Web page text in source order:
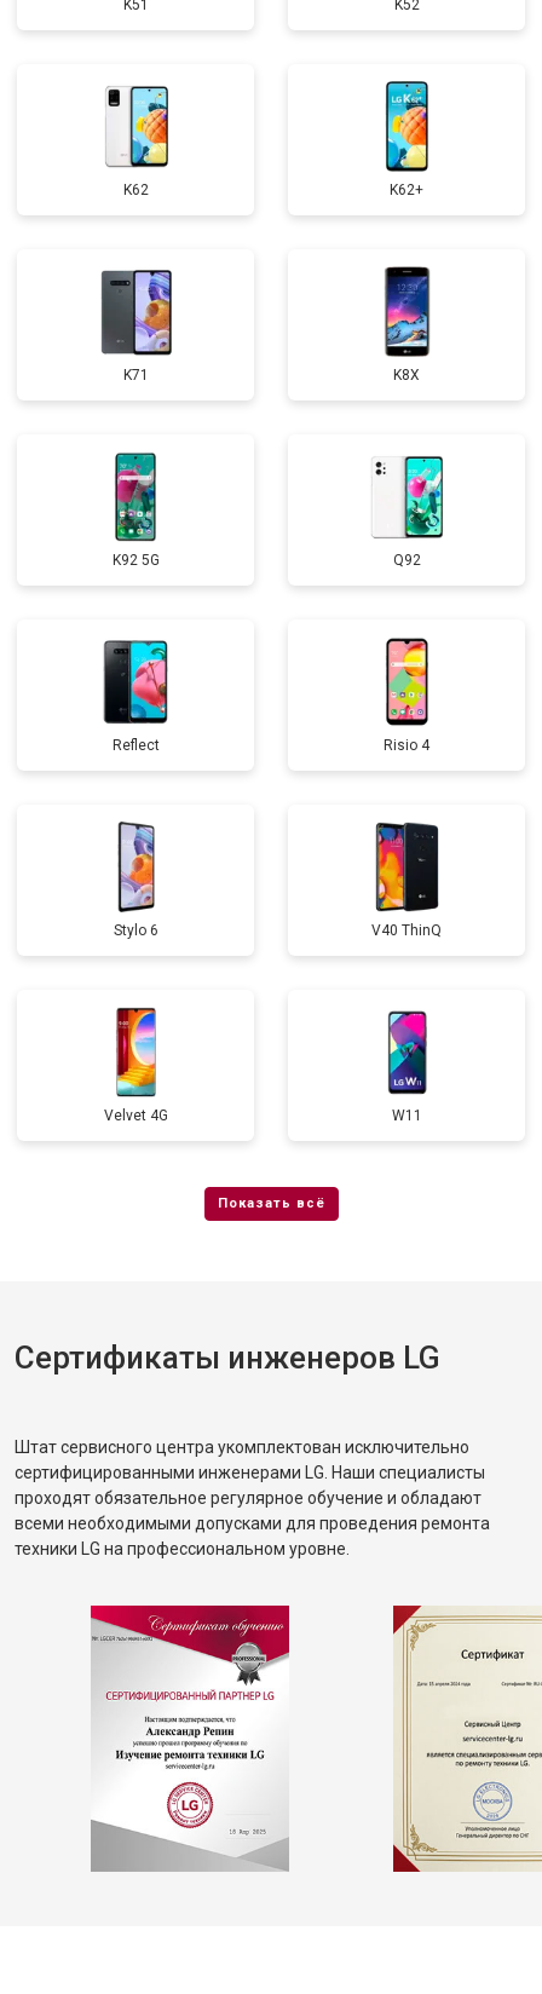
K51 K52
K62 K62+
K71 K8X
K92 5G Q92
Reflect Risio 4
Stylo 6 V40 ThinQ
Velvet 4G W11
Сертификаты инженеров LG
Штат сервисного центра укомплектован исключительно
сертифицированными инженерами LG. Наши специалисты
проходят обязательное регулярное обучение и обладают
всеми необходимыми допусками для проведения ремонта
техники LG на профессиональном уровне.